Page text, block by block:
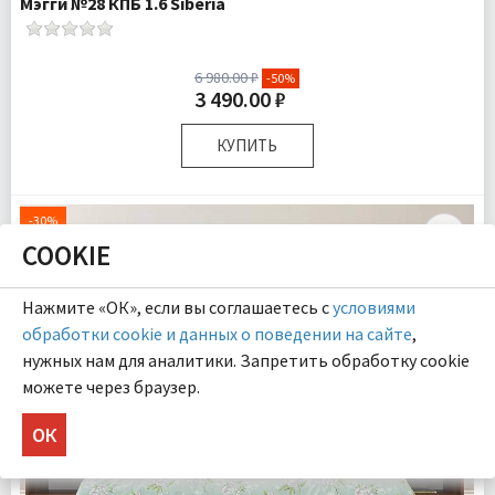
6 980.00 ₽ -50%
3 490.00 ₽
КУПИТЬ
Комплектация:
Пододеяльник 1 шт Простыня 1 шт
Ткань:
Доставка:
Подробнее
-30%
ЛЕТНЯЯ РАСПРОДАЖА
COOKIE
Нажмите «ОК», если вы соглашаетесь сусловиями
обработки cookie и данных о поведении на сайте,
нужных нам для аналитики. Запретить обработку cookie
можете через браузер.
ОК